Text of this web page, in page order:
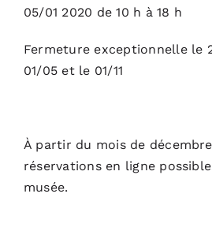
05/01 2020 de 10 h à 18 h
Fermeture exceptionnelle le
01/05 et le 01/11
À partir du mois de
réservations en ligne
musée.